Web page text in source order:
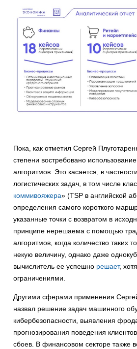
Пока, как отметил Сергей
степени востребовано
алгоритмов. Это касается, в
логистических задач, в том числе
коммивояжера» (TSP в английской
определения самого короткого
указанные точки с возвратом в
принципе нерешаема с помощью
алгоритмов, когда количество таких
некую величину, однако даже
вычислитель ее успешно решает,
ограничениями.
Другими сферами применения
назвал решение задач машинного
кибербезопасности, выявления
прогнозирования поведения
сбоев. В финансовом секторе также